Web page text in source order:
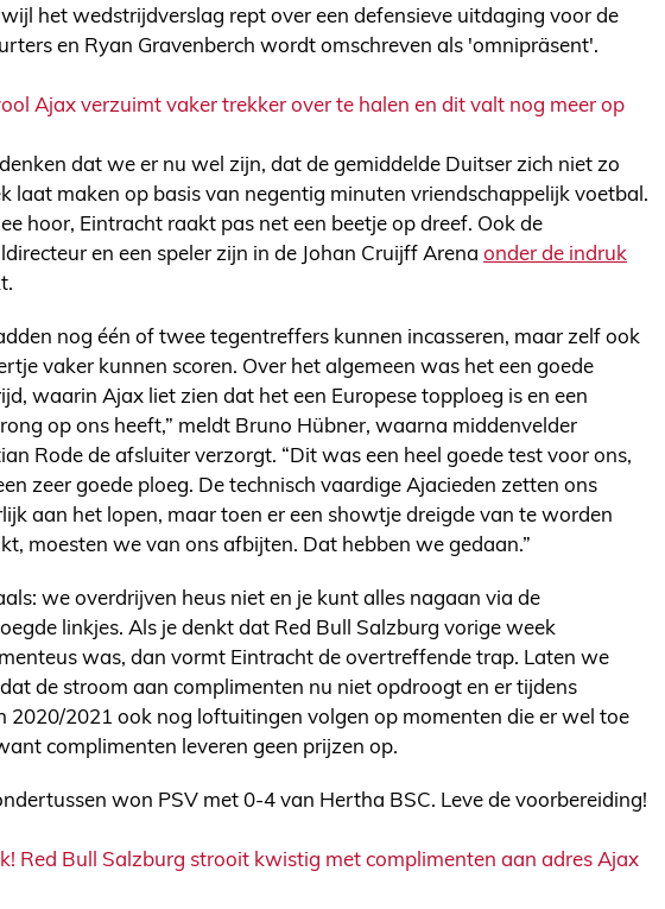
het wedstrijdverslag rept over een defensieve uitdaging voor de
en Ryan Gravenberch wordt omschreven als 'omnipräsent'.
Ajax verzuimt vaker trekker over te halen en dit valt nog meer op
denken dat we er nu wel zijn, dat de gemiddelde Duitser zich niet zo
laat maken op basis van negentig minuten vriendschappelijk voetbal.
hoor, Eintracht raakt pas net een beetje op dreef. Ook de
en een speler zijn in de Johan Cruijff Arena onder de indruk
nog één of twee tegentreffers kunnen incasseren, maar zelf ook
vaker kunnen scoren. Over het algemeen was het een goede
waarin Ajax liet zien dat het een Europese topploeg is en een
op ons heeft,” meldt Bruno Hübner, waarna middenvelder
Rode de afsluiter verzorgt. “Dit was een heel goede test voor ons,
zeer goede ploeg. De technisch vaardige Ajacieden zetten ons
aan het lopen, maar toen er een showtje dreigde van te worden
moesten we van ons afbijten. Dat hebben we gedaan.”
we overdrijven heus niet en je kunt alles nagaan via de
linkjes. Als je denkt dat Red Bull Salzburg vorige week
was, dan vormt Eintracht de overtreffende trap. Laten we
de stroom aan complimenten nu niet opdroogt en er tijdens
2020/2021 ook nog loftuitingen volgen op momenten die er wel toe
complimenten leveren geen prijzen op.
won PSV met 0-4 van Hertha BSC. Leve de voorbereiding!
Red Bull Salzburg strooit kwistig met complimenten aan adres Ajax